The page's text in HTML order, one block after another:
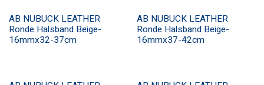
AB NUBUCK LEATHER
Ronde Halsband Beige-
16mmx32-37cm
AB NUBUCK LEATHER
Ronde Halsband Beige-
16mmx37-42cm